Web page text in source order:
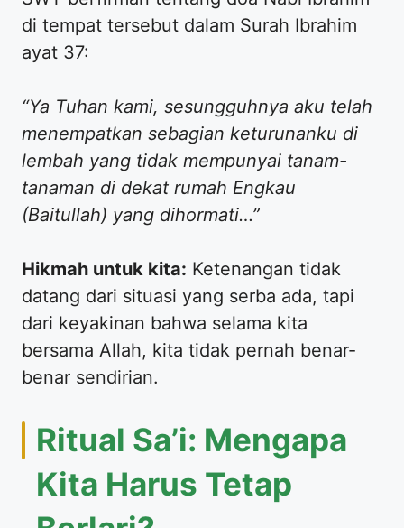
di tempat tersebut dalam Surah Ibrahim
ayat 37:
“Ya Tuhan kami, sesungguhnya aku telah
menempatkan sebagian keturunanku di
lembah yang tidak mempunyai tanam-
tanaman di dekat rumah Engkau
(Baitullah) yang dihormati…”
Hikmah untuk kita: Ketenangan tidak
datang dari situasi yang serba ada, tapi
dari keyakinan bahwa selama kita
bersama Allah, kita tidak pernah benar-
benar sendirian.
​Ritual Sa’i: Mengapa
Kita Harus Tetap